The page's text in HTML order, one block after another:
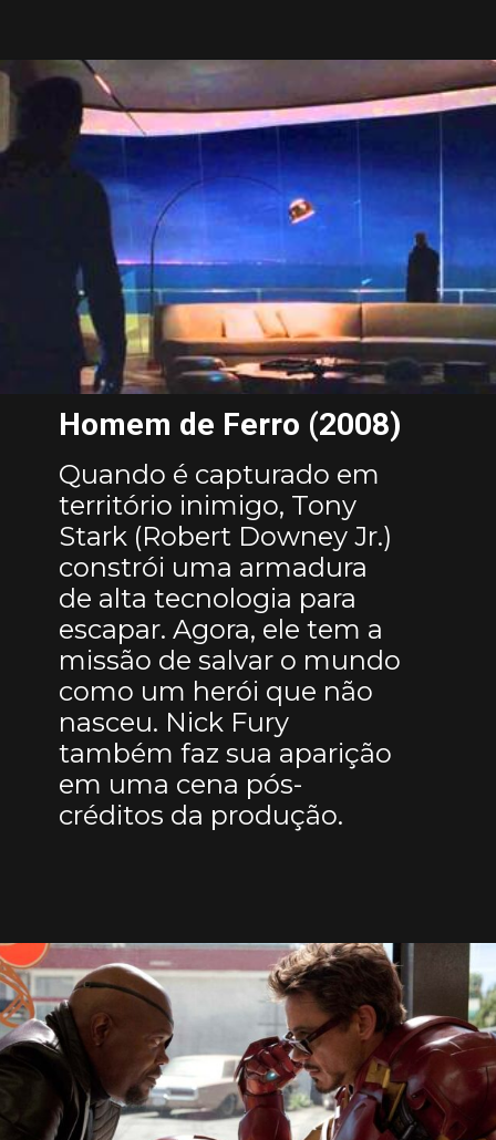
Quando é capturado em
território inimigo, Tony
Stark (Robert Downey Jr.)
constrói uma armadura
de alta tecnologia para
escapar. Agora, ele tem a
missão de salvar o mundo
como um herói que não
nasceu. Nick Fury
também faz sua aparição
em uma cena pós-
créditos da produção.
Homem de Ferro (2008)